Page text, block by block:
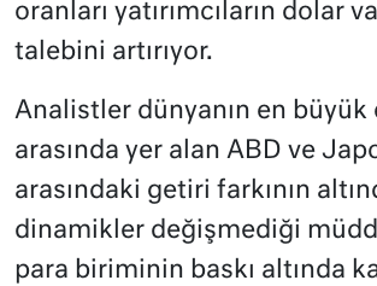
oranları yatırımcıların dolar
talebini artırıyor.
Analistler dünyanın en
arasında yer alan ABD ve
arasındaki getiri farkının
dinamikler değişmediği
para biriminin baskı altında